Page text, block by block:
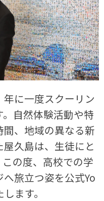
に一度スクーリン
自然体験活動や特
、地域の異なる新
久島は、生徒にと
の度、高校での学
旅立つ姿を公式Yo
ます。